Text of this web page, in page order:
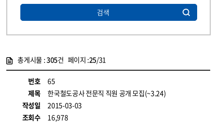
검색
총게시물 :305건 페이지 :25/31
번호
65
제목
한국철도공사 전문직 직원 공개 모집(~3.24)
작성일
2015-03-03
조회수
16,978